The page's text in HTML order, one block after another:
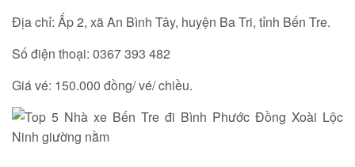
Địa chỉ: Ấp 2, xã An Bình Tây, huyện Ba Tri, tỉnh Bến Tre.
Số điện thoại: 0367 393 482
Giá vé: 150.000 đồng/ vé/ chiều.